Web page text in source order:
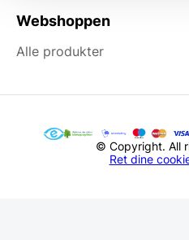
Webshoppen
Alle produkter
© Copyright. All
Ret dine